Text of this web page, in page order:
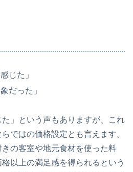
じた」
だった」
た」という声もありますが、これ
ではの価格設定とも言えます。
の客室や地元食材を使った料
以上の満足感を得られるという